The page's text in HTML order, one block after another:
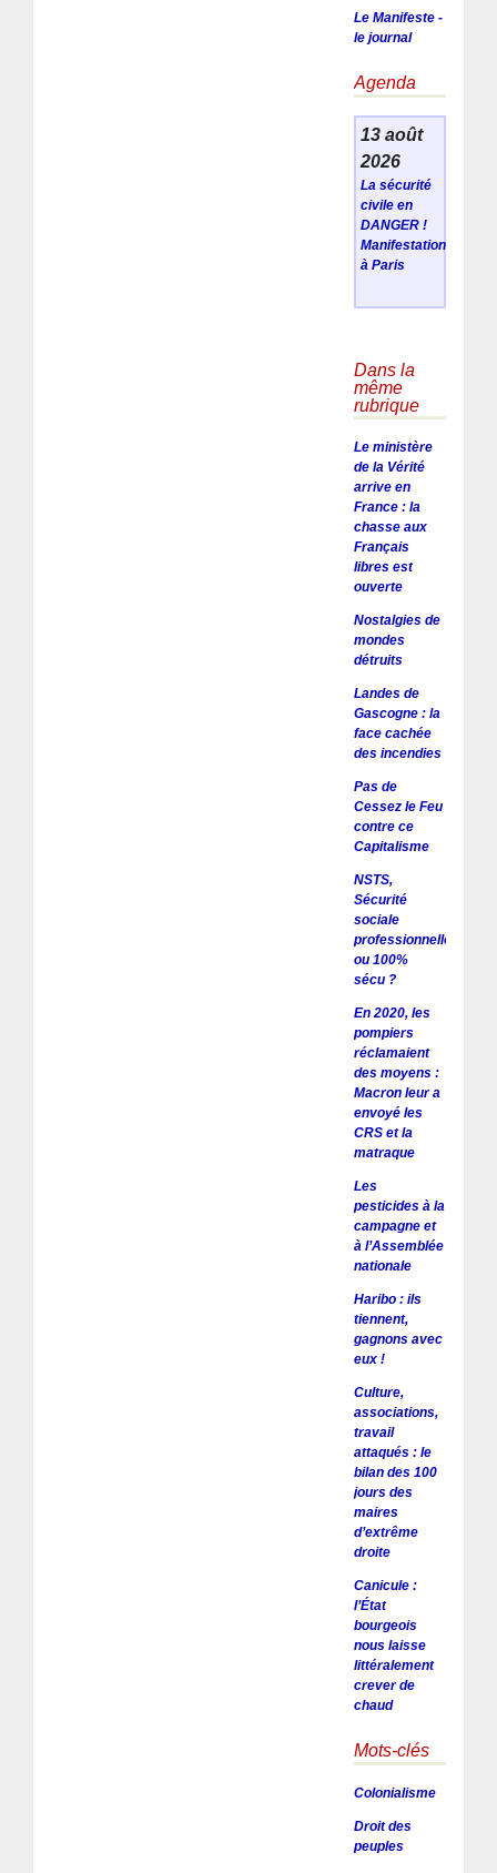
Le Manifeste -
le journal
Agenda
13 août
2026
La sécurité
civile en
DANGER !
Manifestation
à Paris
Dans la
même
rubrique
Le ministère
de la Vérité
arrive en
France : la
chasse aux
Français
libres est
ouverte
Nostalgies de
mondes
détruits
Landes de
Gascogne : la
face cachée
des incendies
Pas de
Cessez le Feu
contre ce
Capitalisme
NSTS,
Sécurité
sociale
professionnelle
ou 100%
sécu ?
En 2020, les
pompiers
réclamaient
des moyens :
Macron leur a
envoyé les
CRS et la
matraque
Les
pesticides à la
campagne et
à l’Assemblée
nationale
Haribo : ils
tiennent,
gagnons avec
eux !
Culture,
associations,
travail
attaqués : le
bilan des 100
jours des
maires
d’extrême
droite
Canicule :
l’État
bourgeois
nous laisse
littéralement
crever de
chaud
Mots-clés
Colonialisme
Droit des
peuples